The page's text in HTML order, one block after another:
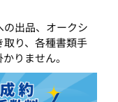
出品、オークシ
取り、各種書類手
りません。